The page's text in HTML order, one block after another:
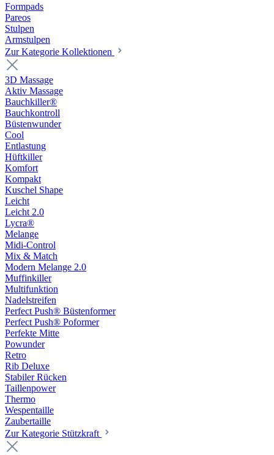
Formpads
Pareos
Stulpen
Armstulpen
Zur Kategorie Kollektionen
3D Massage
Aktiv Massage
Bauchkiller®
Bauchkontroll
Büstenwunder
Cool
Entlastung
Hüftkiller
Komfort
Kompakt
Kuschel Shape
Leicht
Leicht 2.0
Lycra®
Melange
Midi-Control
Mix & Match
Modern Melange 2.0
Muffinkiller
Multifunktion
Nadelstreifen
Perfect Push® Büstenformer
Perfect Push® Poformer
Perfekte Mitte
Powunder
Retro
Rib Deluxe
Stabiler Rücken
Taillenpower
Thermo
Wespentaille
Zaubertaille
Zur Kategorie Stützkraft